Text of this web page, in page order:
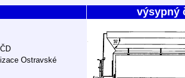
výsypný
Ostravské